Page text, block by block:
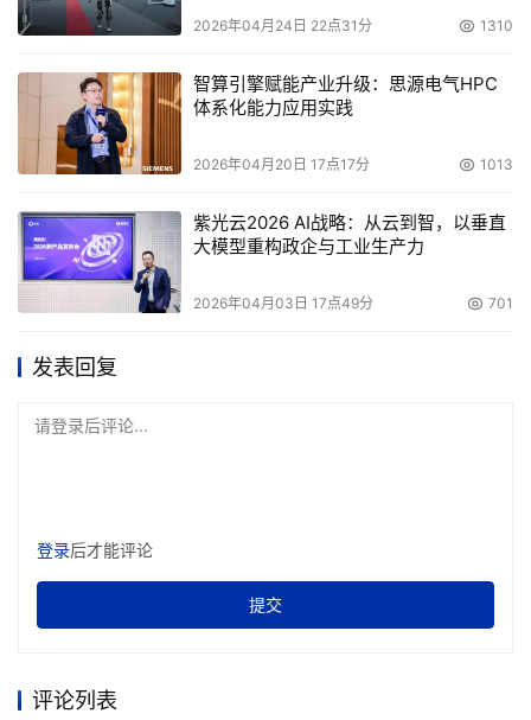
2026年04月24日 22点31分 1310
智算引擎赋能产业升级：思源电气HPC
体系化能力应用实践
2026年04月20日 17点17分 1013
紫光云2026 AI战略：从云到智，以垂直
大模型重构政企与工业生产力
2026年04月03日 17点49分 701
发表回复
请登录后评论...
登录后才能评论
提交
评论列表